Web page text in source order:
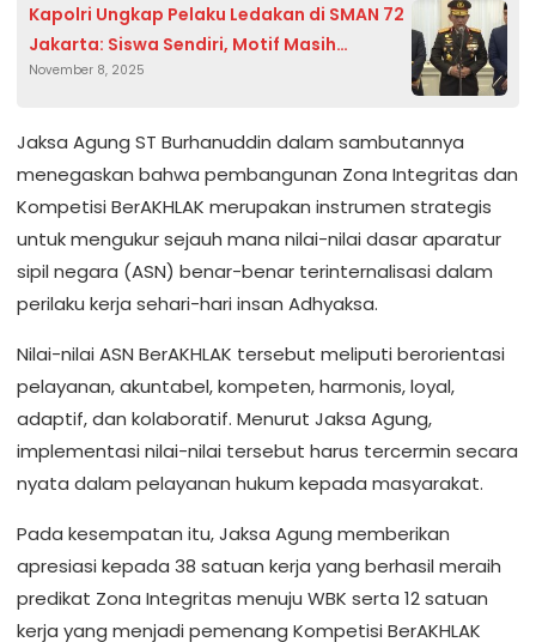
Kapolri Ungkap Pelaku Ledakan di SMAN 72
Jakarta: Siswa Sendiri, Motif Masih
Didalami
November 8, 2025
Jaksa Agung ST Burhanuddin dalam sambutannya
menegaskan bahwa pembangunan Zona Integritas dan
Kompetisi BerAKHLAK merupakan instrumen strategis
untuk mengukur sejauh mana nilai-nilai dasar aparatur
sipil negara (ASN) benar-benar terinternalisasi dalam
perilaku kerja sehari-hari insan Adhyaksa.
Nilai-nilai ASN BerAKHLAK tersebut meliputi berorientasi
pelayanan, akuntabel, kompeten, harmonis, loyal,
adaptif, dan kolaboratif. Menurut Jaksa Agung,
implementasi nilai-nilai tersebut harus tercermin secara
nyata dalam pelayanan hukum kepada masyarakat.
Pada kesempatan itu, Jaksa Agung memberikan
apresiasi kepada 38 satuan kerja yang berhasil meraih
predikat Zona Integritas menuju WBK serta 12 satuan
kerja yang menjadi pemenang Kompetisi BerAKHLAK